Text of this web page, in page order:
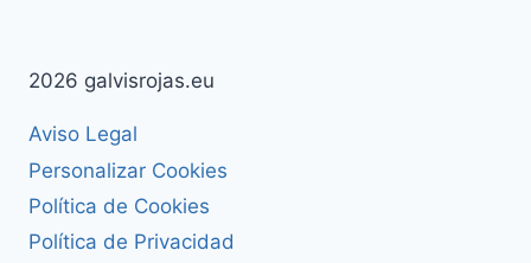
2026 galvisrojas.eu
Aviso Legal
Personalizar Cookies
Política de Cookies
Política de Privacidad